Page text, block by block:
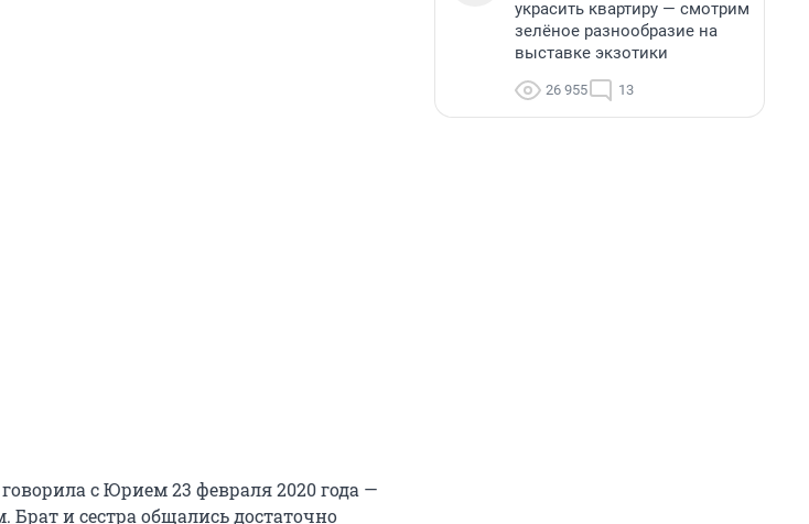
с Юрием 23 февраля 2020 года —
Брат и сестра общались достаточно
украсить квартиру — смотрим
зелёное разнообразие на
выставке экзотики
26 955 13